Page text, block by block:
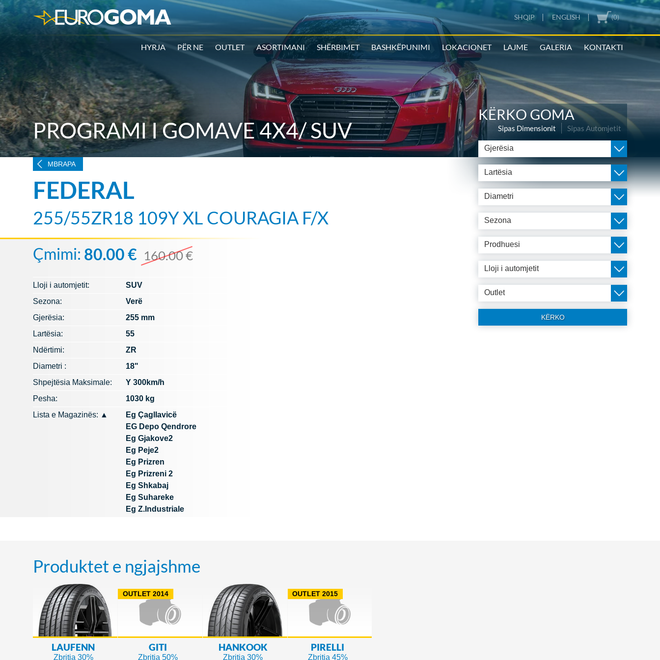
(0)
SHQIP | ENGLISH |
HYRJA PËR NE OUTLET ASORTIMANI SHËRBIMET BASHKËPUNIMI LOKACIONET LAJME GALERIA KONTAKTI
PROGRAMI I GOMAVE 4X4/ SUV
KËRKO GOMA
Sipas Dimensionit Sipas Automjetit
Gjerësia
Lartësia
Diametri
Sezona
Prodhuesi
Lloji i automjetit
Outlet
KËRKO
MBRAPA
FEDERAL
255/55ZR18 109Y XL COURAGIA F/X
Çmimi: 80.00 € 160.00 €
Lloji i automjetit:
SUV
Sezona:
Verë
Gjerësia:
255 mm
Lartësia:
55
Ndërtimi:
ZR
Diametri :
18"
Shpejtësia Maksimale:
Y 300km/h
Pesha:
1030 kg
Lista e Magazinës: ▲
Eg Çagllavicë
EG Depo Qendrore
Eg Gjakove2
Eg Peje2
Eg Prizren
Eg Prizreni 2
Eg Shkabaj
Eg Suhareke
Eg Z.Industriale
Produktet e ngjajshme
LAUFENN
Zbritja 30%
OUTLET 2014
GITI
Zbritja 50%
HANKOOK
Zbritja 30%
OUTLET 2015
PIRELLI
Zbritja 45%